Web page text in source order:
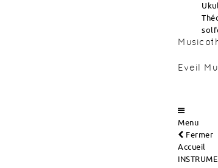
Eveil
Menu
Fermer
Accueil